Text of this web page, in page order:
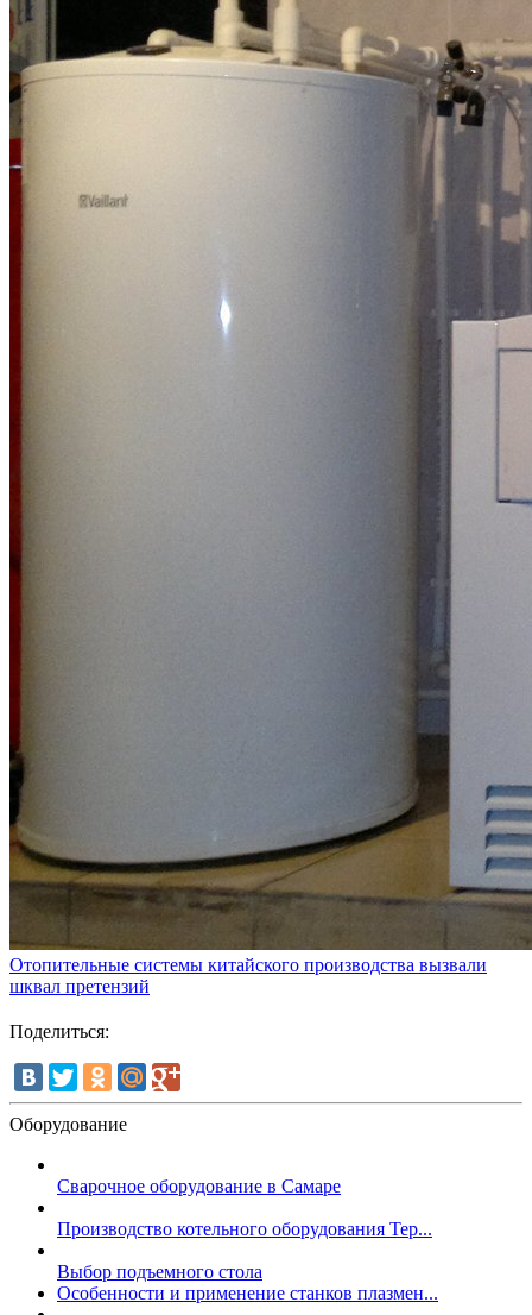
Отопительные системы китайского производства вызвали
шквал претензий
Поделиться:
Оборудование
Сварочное оборудование в Самаре
Производство котельного оборудования Тер...
Выбор подъемного стола
Особенности и применение станков плазмен...